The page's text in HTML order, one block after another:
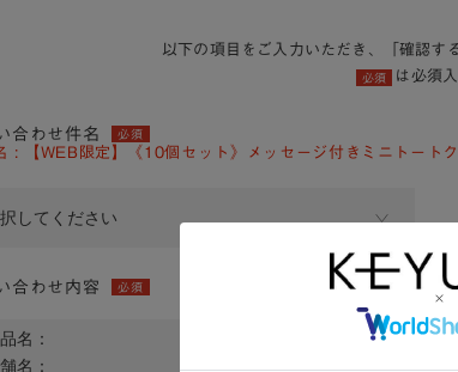
以下の項目をご入力いただき、「確認す
必須 は必須
合わせ件名 必須
: 【WEB限定】《10個セット》メッセージ付きミニトー
合わせ内容 必須